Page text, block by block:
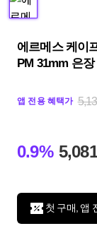
에르메스 케이
PM 31mm 은
앱 전용 혜택가
0.9%
첫 구매, 앱